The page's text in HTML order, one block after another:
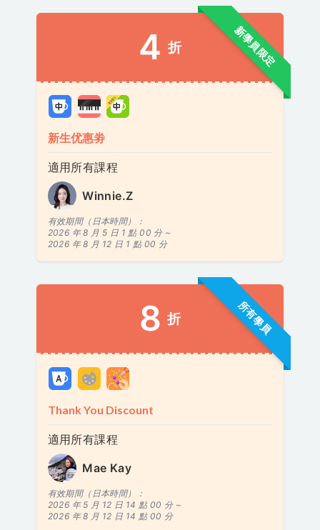
新學員限定
4 折
新生优惠劵
適用所有課程
Winnie.Z
有效期間（日本時間）：
2026 年 8 月 5 日 1 點 00 分 ~
2026 年 8 月 12 日 1 點 00 分
所有學員
8 折
Thank You Discount
適用所有課程
Mae Kay
有效期間（日本時間）：
2026 年 5 月 12 日 14 點 00 分 ~
2026 年 8 月 12 日 14 點 00 分